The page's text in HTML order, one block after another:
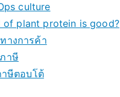
culture
of plant protein is good?
างการค้า
าษี
าษีตอบโต้